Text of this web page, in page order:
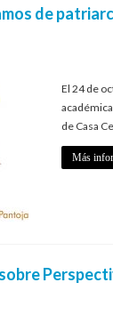
de
El 24 de
de Casa
Más